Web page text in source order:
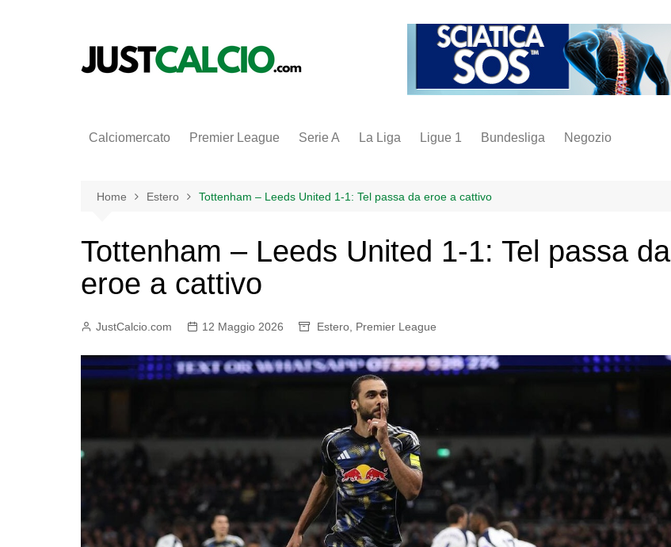
Calciomercato Premier League Serie A La Liga Ligue 1 Bundesliga Negozio
napoli
Home Estero Tottenham – Leeds United 1-1: Tel passa da eroe a cattivo
Tottenham – Leeds United 1-1: Tel passa da
eroe a cattivo
JustCalcio.com 12 Maggio 2026 Estero Premier League